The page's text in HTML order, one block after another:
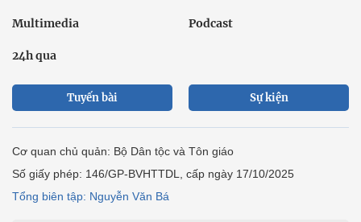
Multimedia Podcast
24h qua
Tuyến bài Sự kiện
Cơ quan chủ quản: Bộ Dân tộc và Tôn giáo
Số giấy phép: 146/GP-BVHTTDL, cấp ngày 17/10/2025
Tổng biên tập: Nguyễn Văn Bá